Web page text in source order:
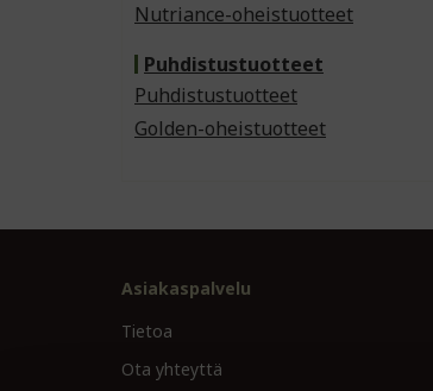
Nutriance-oheistuotteet
Puhdistustuotteet
Puhdistustuotteet
Golden-oheistuotteet
Asiakaspalvelu
Tietoa
Ota yhteyttä